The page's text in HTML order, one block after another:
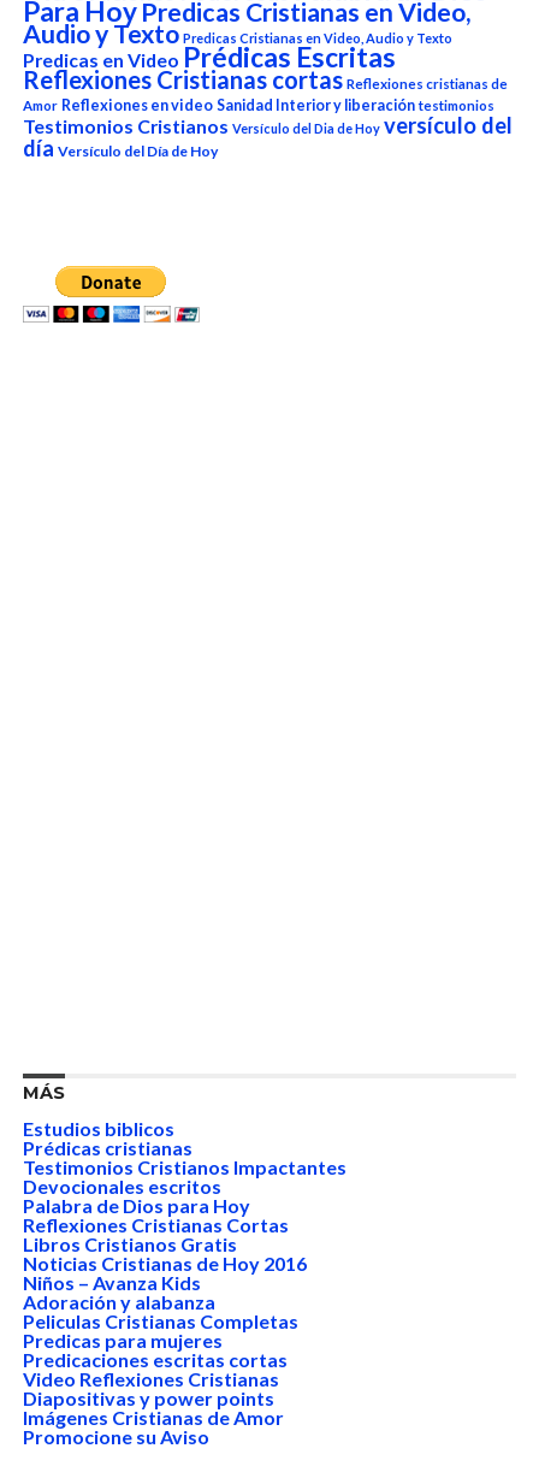
Para Hoy Predicas Cristianas en Video,
Audio y Texto Predicas Cristianas en Video, Audio y Texto
Predicas en Video Prédicas Escritas
Reflexiones Cristianas cortas Reflexiones cristianas de
Amor Reflexiones en video Sanidad Interior y liberación testimonios
Testimonios Cristianos Versículo del Dia de Hoy versículo del
día Versículo del Día de Hoy
MÁS
Estudios biblicos
Prédicas cristianas
Testimonios Cristianos Impactantes
Devocionales escritos
Palabra de Dios para Hoy
Reflexiones Cristianas Cortas
Libros Cristianos Gratis
Noticias Cristianas de Hoy 2016
Niños – Avanza Kids
Adoración y alabanza
Peliculas Cristianas Completas
Predicas para mujeres
Predicaciones escritas cortas
Video Reflexiones Cristianas
Diapositivas y power points
Imágenes Cristianas de Amor
Promocione su Aviso